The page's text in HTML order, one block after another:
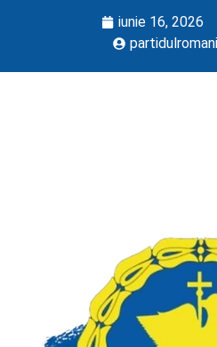
iunie 16, 2026